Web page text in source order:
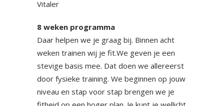
Vitaler
8 weken programma
Daar helpen we je graag bij. Binnen acht
weken trainen wij je fit.We geven je een
stevige basis mee. Dat doen we allereerst
door fysieke training. We beginnen op jouw
niveau en stap voor stap brengen we je